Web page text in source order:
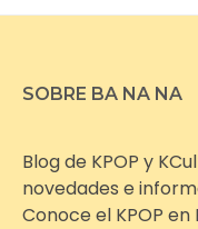
SOBRE BA NA NA
Blog de KPOP y
novedades e
Conoce el KPOP en